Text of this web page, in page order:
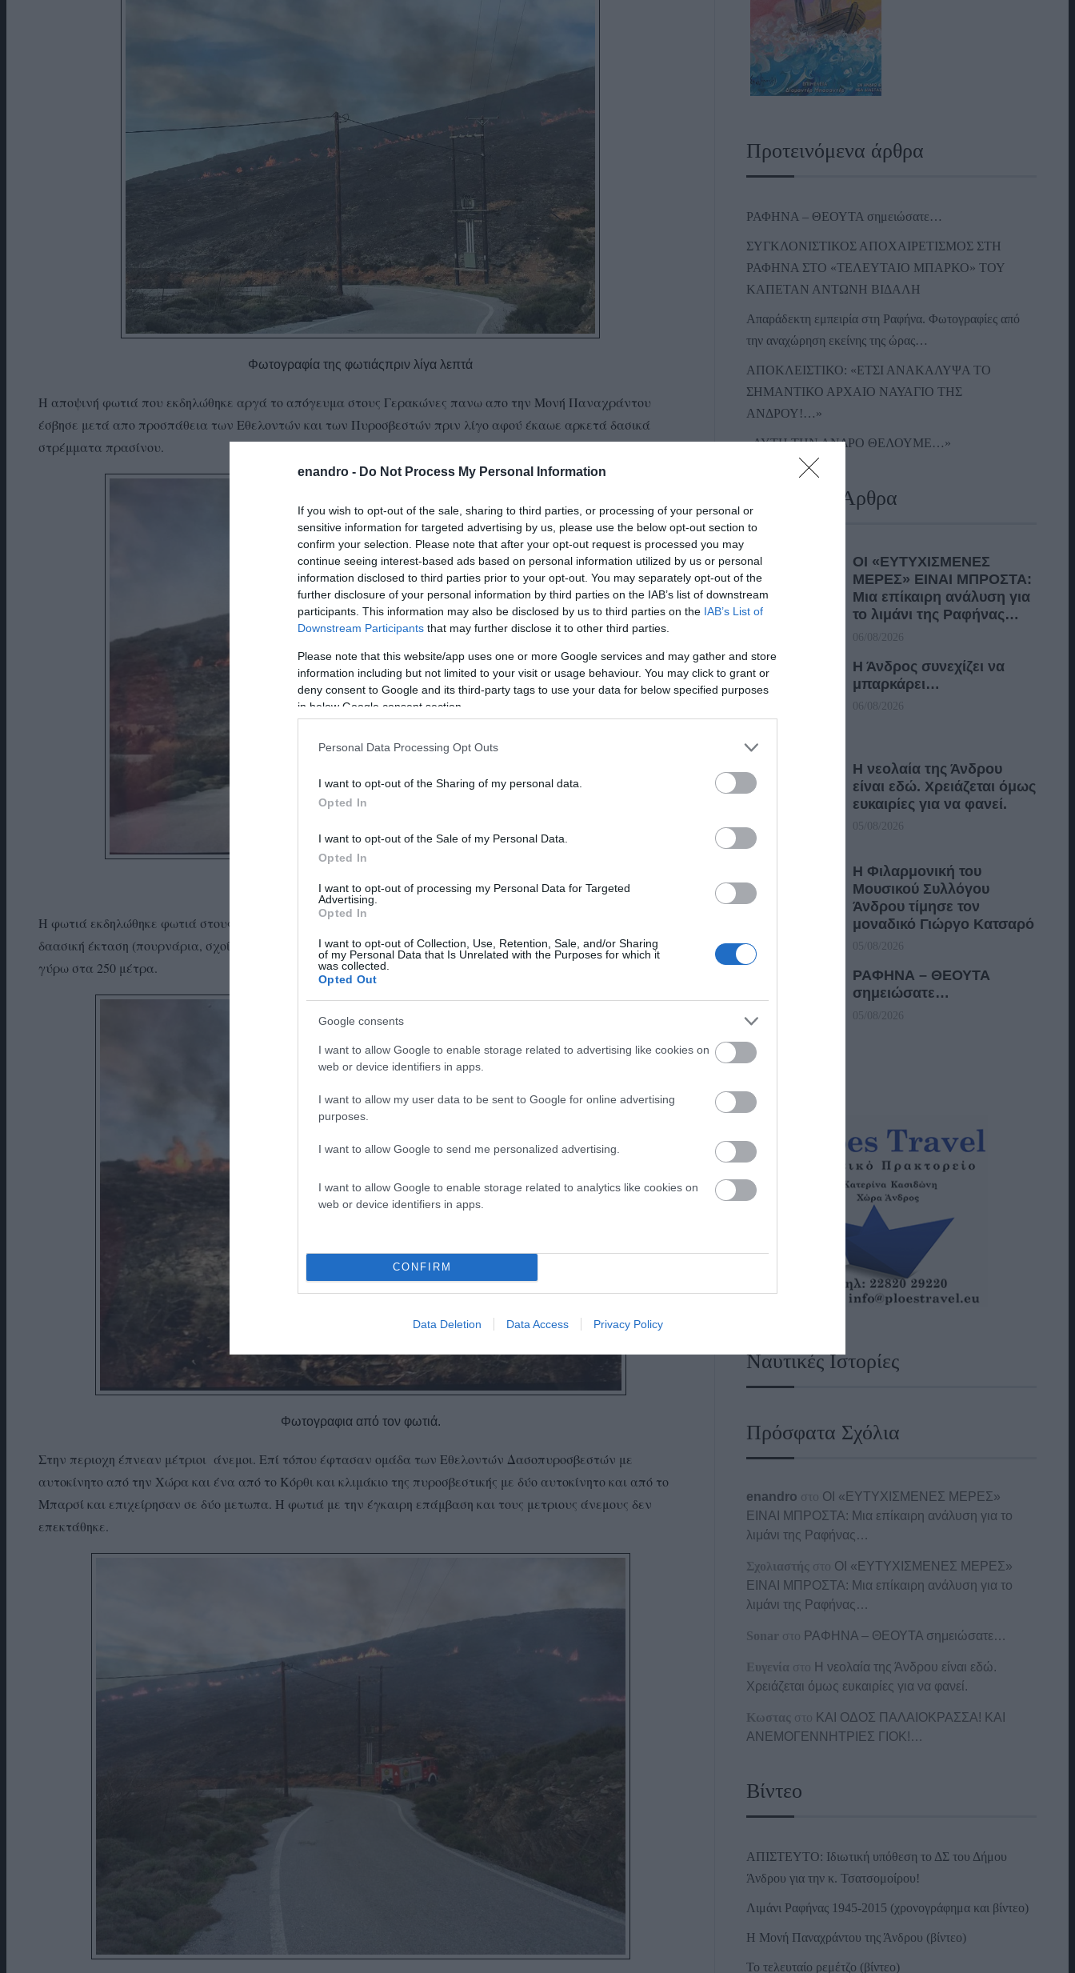
enandro - Do Not Process My Personal Information
If you wish to opt-out of the sale, sharing to third parties, or processing of your personal or
sensitive information for targeted advertising by us, please use the below opt-out section to
confirm your selection. Please note that after your opt-out request is processed you may
continue seeing interest-based ads based on personal information utilized by us or personal
information disclosed to third parties prior to your opt-out. You may separately opt-out of the
further disclosure of your personal information by third parties on the IAB’s list of downstream
participants. This information may also be disclosed by us to third parties on the IAB’s List of
Downstream Participants that may further disclose it to other third parties.
Please note that this website/app uses one or more Google services and may gather and store
information including but not limited to your visit or usage behaviour. You may click to grant or
deny consent to Google and its third-party tags to use your data for below specified purposes
in below Google consent section.
Personal Data Processing Opt Outs
I want to opt-out of the Sharing of my personal data.
Opted In
I want to opt-out of the Sale of my Personal Data.
Opted In
I want to opt-out of processing my Personal Data for Targeted
Advertising.
Opted In
I want to opt-out of Collection, Use, Retention, Sale, and/or Sharing
of my Personal Data that Is Unrelated with the Purposes for which it
was collected.
Opted Out
Google consents
I want to allow Google to enable storage related to advertising like cookies on
web or device identifiers in apps.
I want to allow my user data to be sent to Google for online advertising
purposes.
I want to allow Google to send me personalized advertising.
I want to allow Google to enable storage related to analytics like cookies on
web or device identifiers in apps.
CONFIRM
Data Deletion Data Access Privacy Policy
Φωτογραφία της φωτιάςπριν λίγα λεπτά
Η αποψινή φωτιά που εκδηλώθηκε αργά το απόγευμα στους Γερακώνες πανω απο την Μονή Παναχράντου
έσβησε μετά απο προσπάθεια των Εθελοντών και των Πυροσβεστών πριν λίγο αφού έκαωε αρκετά δασικά
στρέμματα πρασίνου.
Φωτογραφια από τον αρχική φάση της φωτιάς.
Η φωτιά εκδηλώθηκε φωτιά στους Γερακώνες μερικές εκατοντάδες μέτρα από το μοναστήρι σε θαμνώδη
δαασική έκταση (πουρνάρια, σχοίνα, θυμάρι κλπ). Η έκταση της φωτιάς έφτασε σε ένα μέτωπο περιμετρικά
γύρω στα 250 μέτρα.
Φωτογραφια από τον φωτιά.
Στην περιοχη έπνεαν μέτριοι άνεμοι. Επί τόπου έφτασαν ομάδα των Εθελοντών Δασοπυροσβεστών με
αυτοκίνητο από την Χώρα και ένα από το Κόρθι και κλιμάκιο της πυροσβεστικής με δύο αυτοκίνητο και από το
Μπαρσί και επιχείρησαν σε δύο μετωπα. Η φωτιά με την έγκαιρη επάμβαση και τους μετριους άνεμους δεν
επεκτάθηκε.
Προτεινόμενα άρθρα
ΡΑΦΗΝΑ – ΘΕΟΥΤΑ σημειώσατε…
ΣΥΓΚΛΟΝΙΣΤΙΚΟΣ ΑΠΟΧΑΙΡΕΤΙΣΜΟΣ ΣΤΗ
ΡΑΦΗΝΑ ΣΤΟ «ΤΕΛΕΥΤΑΙΟ ΜΠΑΡΚΟ» ΤΟΥ
ΚΑΠΕΤΑΝ ΑΝΤΩΝΗ ΒΙΔΑΛΗ
Απαράδεκτη εμπειρία στη Ραφήνα. Φωτογραφίες από
την αναχώρηση εκείνης της ώρας…
ΑΠΟΚΛΕΙΣΤΙΚΟ: «ΕΤΣΙ ΑΝΑΚΑΛΥΨΑ ΤΟ
ΣΗΜΑΝΤΙΚΟ ΑΡΧΑΙΟ ΝΑΥΑΓΙΟ ΤΗΣ
ΑΝΔΡΟΥ!…»
«ΑΥΤΗ ΤΗΝ ΑΝΔΡΟ ΘΕΛΟΥΜΕ…»
Πρόσφατα Άρθρα
ΟΙ «ΕΥΤΥΧΙΣΜΕΝΕΣ
ΜΕΡΕΣ» ΕΙΝΑΙ ΜΠΡΟΣΤΑ:
Μια επίκαιρη ανάλυση για
το λιμάνι της Ραφήνας…
06/08/2026
Η Άνδρος συνεχίζει να
μπαρκάρει…
06/08/2026
Η νεολαία της Άνδρου
είναι εδώ. Χρειάζεται όμως
ευκαιρίες για να φανεί.
05/08/2026
Η Φιλαρμονική του
Μουσικού Συλλόγου
Άνδρου τίμησε τον
μοναδικό Γιώργο Κατσαρό
05/08/2026
ΡΑΦΗΝΑ – ΘΕΟΥΤΑ
σημειώσατε…
05/08/2026
Ναυτικές Ιστορίες
Πρόσφατα Σχόλια
enandro στο ΟΙ «ΕΥΤΥΧΙΣΜΕΝΕΣ ΜΕΡΕΣ»
ΕΙΝΑΙ ΜΠΡΟΣΤΑ: Μια επίκαιρη ανάλυση για το
λιμάνι της Ραφήνας…
Σχολιαστής στο ΟΙ «ΕΥΤΥΧΙΣΜΕΝΕΣ ΜΕΡΕΣ»
ΕΙΝΑΙ ΜΠΡΟΣΤΑ: Μια επίκαιρη ανάλυση για το
λιμάνι της Ραφήνας…
Sonar στο ΡΑΦΗΝΑ – ΘΕΟΥΤΑ σημειώσατε…
Ευγενία στο Η νεολαία της Άνδρου είναι εδώ.
Χρειάζεται όμως ευκαιρίες για να φανεί.
Κωστας στο ΚΑΙ ΟΔΟΣ ΠΑΛΑIΟΚΡΑΣΣΑ! ΚΑΙ
ΑΝΕΜΟΓΕΝΝΗΤΡΙΕΣ ΓΙΟΚ!…
Βίντεο
ΑΠΙΣΤΕΥΤΟ: Ιδιωτική υπόθεση το ΔΣ του Δήμου
Άνδρου για την κ. Τσατσομοίρου!
Λιμάνι Ραφήνας 1945-2015 (χρονογράφημα και βίντεο)
Η Μονή Παναχράντου της Άνδρου (βίντεο)
Το τελευταίο ρεμέτζο (βίντεο)